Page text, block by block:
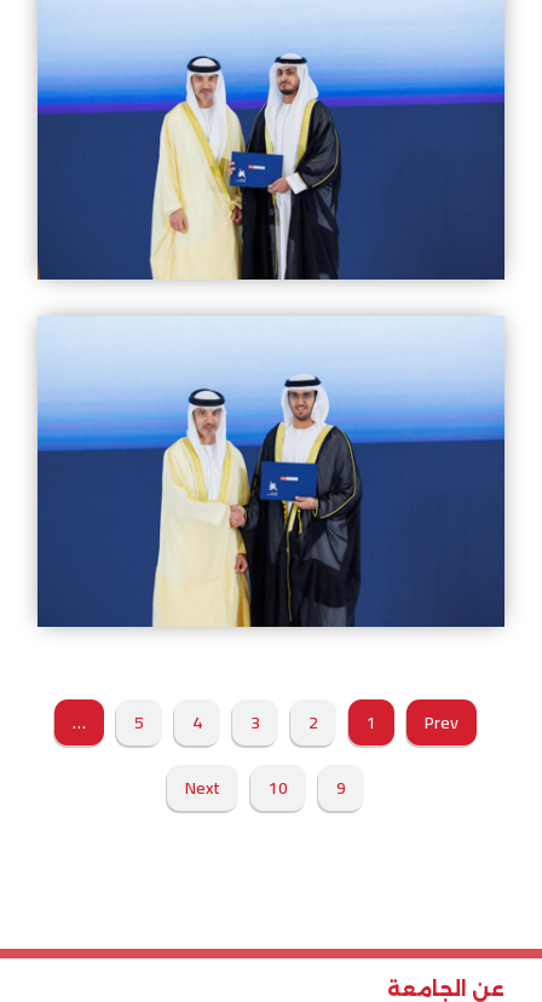
Prev
1
2
3
4
5
…
9
10
Next
عن الجامعة